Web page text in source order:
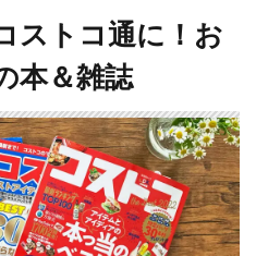
ストコ通に！お
本＆雑誌